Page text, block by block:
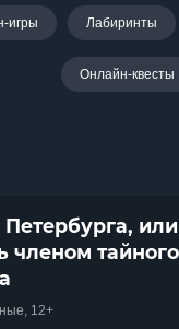
игры Лабиринты
Онлайн-квесты
или
членом тайного
12+